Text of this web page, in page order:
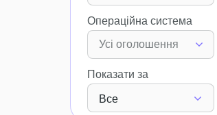
Операційна система
Усі оголошення
Показати за
Все